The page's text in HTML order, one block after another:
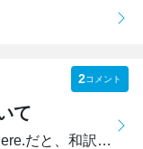
2コメント
て
日常英会話をする時に、He must go there.だと、和訳は「彼は...